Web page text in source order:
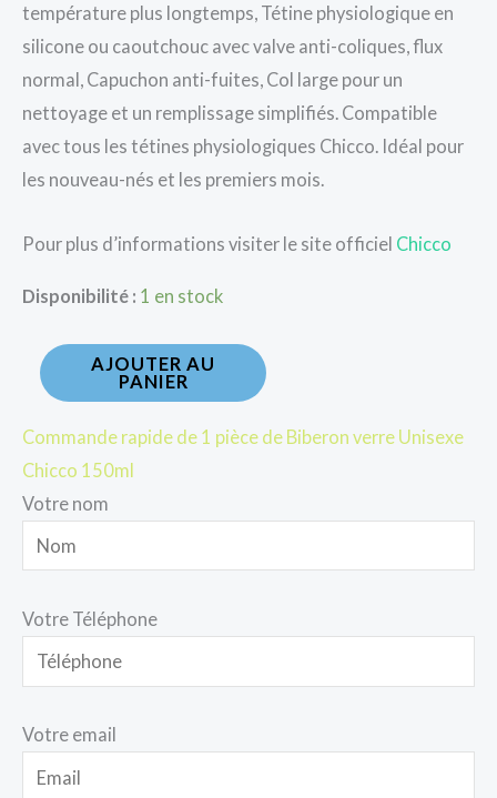
température plus longtemps, Tétine physiologique en
silicone ou caoutchouc avec valve anti-coliques, flux
normal, Capuchon anti-fuites, Col large pour un
nettoyage et un remplissage simplifiés. Compatible
avec tous les tétines physiologiques Chicco. Idéal pour
les nouveau-nés et les premiers mois.
Pour plus d’informations visiter le site officiel Chicco
Disponibilité : 1 en stock
AJOUTER AU
PANIER
Commande rapide de 1 pièce de Biberon verre Unisexe
Chicco 150ml
Votre nom
Votre Téléphone
Votre email